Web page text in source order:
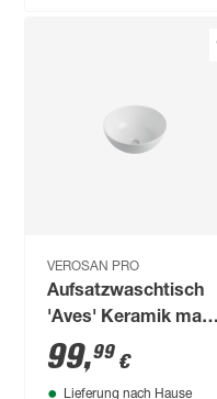
VEROSAN PRO
Aufsatzwaschtisch
'Aves' Keramik matt
white Ø 35,8 x 15,5
cm
99,99 €
Lieferung nach Hause